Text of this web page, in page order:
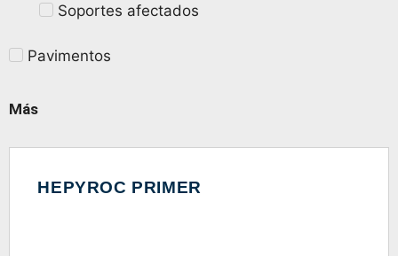
Soportes afectados
Pavimentos
Más
HEPYROC PRIMER